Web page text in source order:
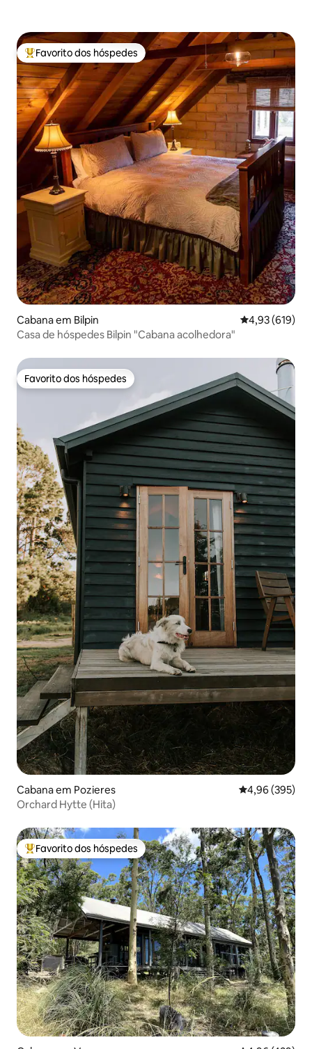
Favoritos dos hóspedes mais apreciados
Favorito dos hóspedes
Cabana em Bilpin Classificação
4,93 (619)
Casa de hóspedes Bilpin "Cabana acolhedora"
Favorito dos hóspedes
Favorito dos hóspedes
Cabana em Pozieres Classificação
4,96 (395)
Orchard Hytte (Hita)
Favoritos dos hóspedes mais apreciados
Favorito dos hóspedes